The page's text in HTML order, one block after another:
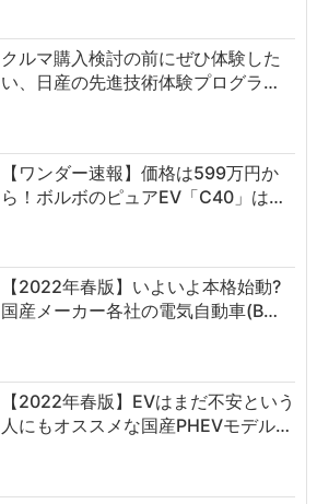
クルマ購入検討の前にぜひ体験した
い、日産の先進技術体験プログラ…
【ワンダー速報】価格は599万円か
ら！ボルボのピュアEV「C40」は…
【2022年春版】いよいよ本格始動?
国産メーカー各社の電気自動車(B…
【2022年春版】EVはまだ不安という
人にもオススメな国産PHEVモデル…